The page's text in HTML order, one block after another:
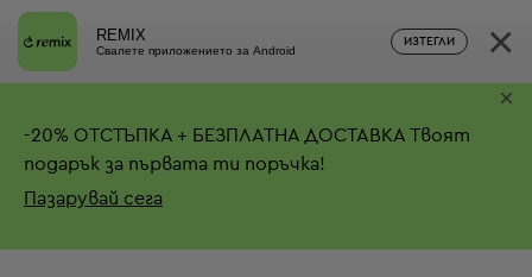
REMIX
Свалете приложението за Android
ИЗТЕГЛИ ×
-20% ОТСТЪПКА + БЕЗПЛАТНА ДОСТАВКА Твоят
подарък за първата ти поръчка!
Пазарувай сега
×